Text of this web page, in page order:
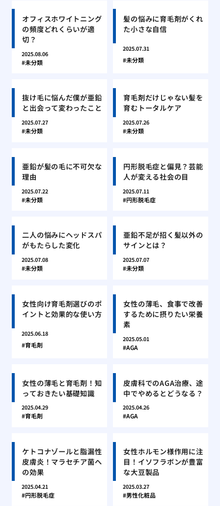
オフィスホワイトニング
の頻度どれくらいが適
切？
2025.08.06
未分類
髪の悩みに育毛剤がくれ
た小さな自信
2025.07.31
未分類
抜け毛に悩んだ僕が亜鉛
と出会って変わったこと
2025.07.27
未分類
育毛剤だけじゃない髪を
育むトータルケア
2025.07.26
未分類
亜鉛が髪の毛に不可欠な
理由
2025.07.22
未分類
円形脱毛症と偏見？芸能
人が変える社会の目
2025.07.11
円形脱毛症
二人の悩みにヘッドスパ
がもたらした変化
2025.07.08
未分類
亜鉛不足が招く髪以外の
サインとは？
2025.07.07
未分類
女性向け育毛剤選びのポ
イントと効果的な使い方
2025.06.18
育毛剤
女性の薄毛、食事で改善
するために摂りたい栄養
素
2025.05.01
AGA
女性の薄毛と育毛剤！知
っておきたい基礎知識
2025.04.29
育毛剤
皮膚科でのAGA治療、途
中でやめるとどうなる？
2025.04.26
AGA
ケトコナゾールと脂漏性
皮膚炎！マラセチア菌へ
の効果
2025.04.21
円形脱毛症
女性ホルモン様作用に注
目！イソフラボンが豊富
な大豆製品
2025.03.27
男性化粧品